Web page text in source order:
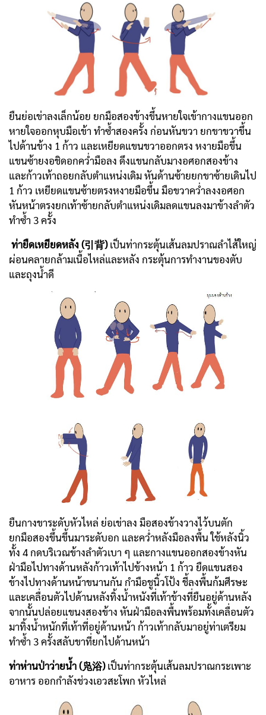
ยืนย่อเข่าลงเล็กน้อย ยกมือสองข้างขึ้นหายใจเข้ากางแขนออก
หายใจออกหุบมือเข้า ทำซ้ำสองครั้ง ก่อนหันขวา ยกขาขวาขึ้น
ไปด้านข้าง 1 ก้าว และเหยียดแขนขวาออกตรง หงายมือขึ้น
แขนซ้ายงอชิดอกคว่ำมือลง ดึงแขนกลับมางอศอกสองข้าง
และก้าวเท้าถอยกลับตำแหน่งเดิม หันด้านซ้ายยกขาซ้ายเดินไป
1 ก้าว เหยียดแขนซ้ายตรงหงายมือขึ้น มือขวาคว่ำลงงอศอก
หันหน้าตรงยกเท้าซ้ายกลับตำแหน่งเดิมลดแขนลงมาข้างลำตัว
ทำซ้ำ 3 ครั้ง
ท่ายืดเหยียดหลัง (引背)เป็นท่ากระตุ้นเส้นลมปราณลำไส้ใหญ่
ผ่อนคลายกล้ามเนื้อไหล่และหลัง กระตุ้นการทำงานของตับ
และถุงน้ำดี
ยืนกางขาระดับหัวไหล่ ย่อเข่าลง มือสองข้างวางไว้บนตัก
ยกมือสองขึ้นขึ้นมาระดับอก และคว่ำหลังมือลงพื้น ใช้หลังนิ้ว
ทั้ง 4 กดบริเวณข้างลำตัวเบา ๆ และกางแขนออกสองข้างหัน
ฝ่ามือไปทางด้านหลังก้าวเท้าไปข้างหน้า 1 ก้าว ยืดแขนสอง
ข้างไปทางด้านหน้าขนานกัน กำมือชูนิ้วโป้ง ชี้ลงพื้นก้มศีรษะ
และเคลื่อนตัวไปด้านหลังทิ้งน้ำหนังที่เท้าข้างที่ยืนอยู่ด้านหลัง
จากนั้นปล่อยแขนงสองข้าง หันฝ่ามือลงพื้นพร้อมทั้งเคลื่อนตัว
มาทิ้งน้ำหนักที่เท้าที่อยู่ด้านหน้า ก้าวเท้ากลับมาอยู่ท่าเตรียม
ทำซ้ำ 3 ครั้งสลับขาที่ยกไปด้านหน้า
ท่าห่านป่าว่ายน้ำ (凫浴)เป็นท่ากระตุ้นเส้นลมปราณกระเพาะ
อาหาร ออกกำลังช่วงเอวสะโพก หัวไหล่